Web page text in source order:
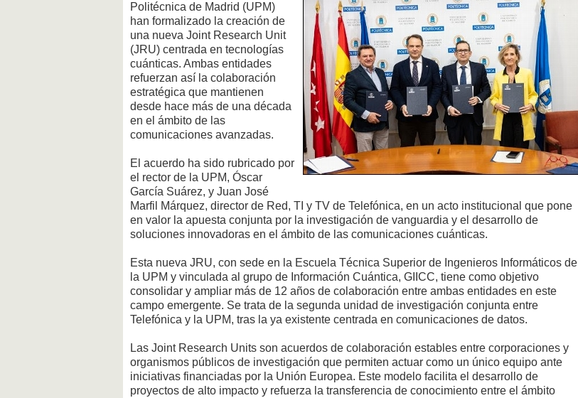
Politécnica de Madrid (UPM)
han formalizado la creación de
una nueva Joint Research Unit
(JRU) centrada en tecnologías
cuánticas. Ambas entidades
refuerzan así la colaboración
estratégica que mantienen
desde hace más de una década
en el ámbito de las
comunicaciones avanzadas.
El acuerdo ha sido rubricado por
el rector de la UPM, Óscar
García Suárez, y Juan José
Marfil Márquez, director de Red, TI y TV de Telefónica, en un acto institucional que pone
en valor la apuesta conjunta por la investigación de vanguardia y el desarrollo de
soluciones innovadoras en el ámbito de las comunicaciones cuánticas.
Esta nueva JRU, con sede en la Escuela Técnica Superior de Ingenieros Informáticos de
la UPM y vinculada al grupo de Información Cuántica, GIICC, tiene como objetivo
consolidar y ampliar más de 12 años de colaboración entre ambas entidades en este
campo emergente. Se trata de la segunda unidad de investigación conjunta entre
Telefónica y la UPM, tras la ya existente centrada en comunicaciones de datos.
Las Joint Research Units son acuerdos de colaboración estables entre corporaciones y
organismos públicos de investigación que permiten actuar como un único equipo ante
iniciativas financiadas por la Unión Europea. Este modelo facilita el desarrollo de
proyectos de alto impacto y refuerza la transferencia de conocimiento entre el ámbito